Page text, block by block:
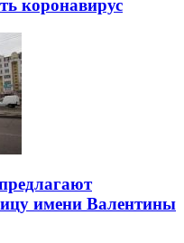
коронавирус
имени Валентины